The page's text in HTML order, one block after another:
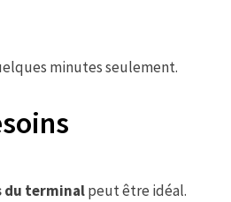
minutes seulement.
du terminalpeut être idéal.